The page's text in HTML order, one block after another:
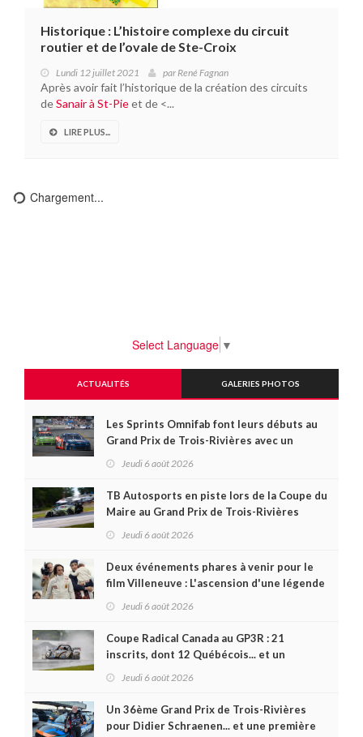
Historique : L’histoire complexe du circuit
routier et de l’ovale de Ste-Croix
Lundi 12 juillet 2021 parRené Fagnan
Après avoir fait l’historique de la création des circuits
deSanair à St-Pieet de <...
LIRE PLUS...
Chargement...
Select Language ▼
ACTUALITÉS GALERIES PHOTOS
Les Sprints Omnifab font leurs débuts au
Grand Prix de Trois-Rivières avec un
Jeudi 6 août 2026
TB Autosports en piste lors de la Coupe du
Maire au Grand Prix de Trois-Rivières
Jeudi 6 août 2026
Deux événements phares à venir pour le
film Villeneuve : L'ascension d'une légende
Jeudi 6 août 2026
Coupe Radical Canada au GP3R : 21
inscrits, dont 12 Québécois... et un
Jeudi 6 août 2026
Un 36ème Grand Prix de Trois-Rivières
pour Didier Schraenen... et une première